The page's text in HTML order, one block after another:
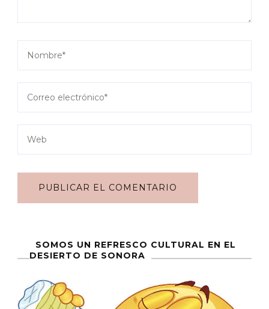
SOMOS UN REFRESCO CULTURAL EN EL
DESIERTO DE SONORA